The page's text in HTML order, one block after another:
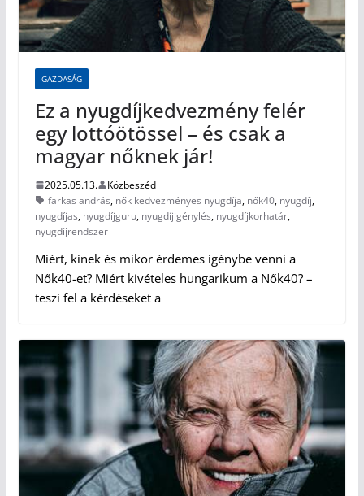
GAZDASÁG
Ez a nyugdíjkedvezmény felér
egy lottóötössel – és csak a
magyar nőknek jár!
2025.05.13.
Közbeszéd
farkas andrás, nők kedvezményes nyugdíja, nők40, nyugdíj,
nyugdíjas, nyugdíjguru, nyugdíjigénylés, nyugdíjkorhatár,
nyugdíjrendszer
Miért, kinek és mikor érdemes igénybe venni a
Nők40-et? Miért kivételes hungarikum a Nők40? –
teszi fel a kérdéseket a